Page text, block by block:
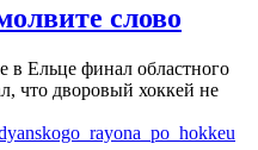
слово
Ельце финал областного
что дворовый хоккей не